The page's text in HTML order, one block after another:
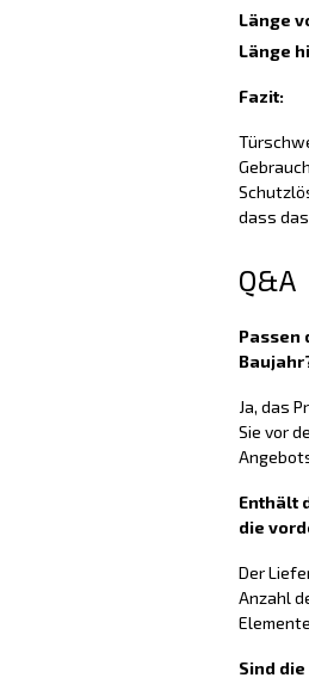
Länge
Länge
Fazit:
dass
Q&A
Passen
Ja, das
Sie vor
Enthält
die
Der
Anzahl
Sind